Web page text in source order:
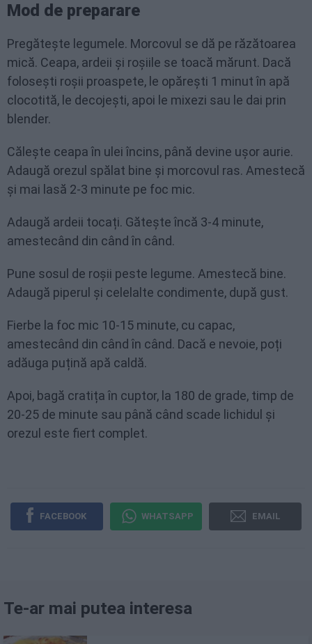
Mod de preparare
Pregătește legumele. Morcovul se dă pe răzătoarea
mică. Ceapa, ardeii și roșiile se toacă mărunt. Dacă
folosești roșii proaspete, le opărești 1 minut în apă
clocotită, le decojești, apoi le mixezi sau le dai prin
blender.
Călește ceapa în ulei încins, până devine ușor aurie.
Adaugă orezul spălat bine și morcovul ras. Amestecă
și mai lasă 2-3 minute pe foc mic.
Adaugă ardeii tocați. Gătește încă 3-4 minute,
amestecând din când în când.
Pune sosul de roșii peste legume. Amestecă bine.
Adaugă piperul și celelalte condimente, după gust.
Fierbe la foc mic 10-15 minute, cu capac,
amestecând din când în când. Dacă e nevoie, poți
adăuga puțină apă caldă.
Apoi, bagă cratița în cuptor, la 180 de grade, timp de
20-25 de minute sau până când scade lichidul și
orezul este fiert complet.
FACEBOOK WHATSAPP EMAIL
Te-ar mai putea interesa